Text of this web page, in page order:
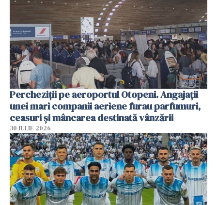
Percheziții pe aeroportul Otopeni. Angajații
unei mari companii aeriene furau parfumuri,
ceasuri și mâncarea destinată vânzării
30 IULIE 2026